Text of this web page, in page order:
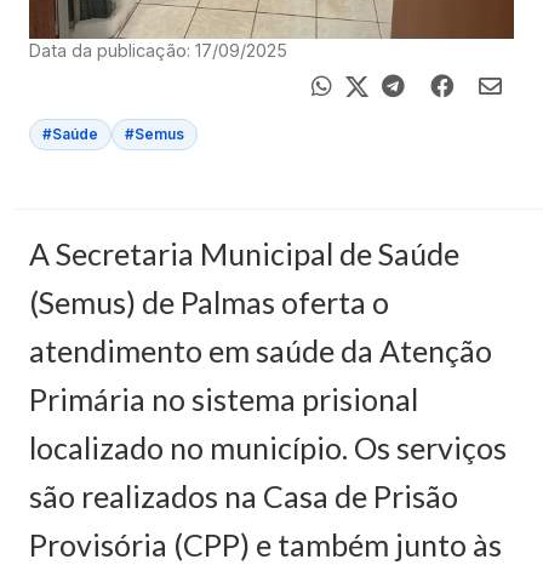
Data da publicação: 17/09/2025
#Saúde #Semus
A Secretaria Municipal de Saúde
(Semus) de Palmas oferta o
atendimento em saúde da Atenção
Primária no sistema prisional
localizado no município. Os serviços
são realizados na Casa de Prisão
Provisória (CPP) e também junto às